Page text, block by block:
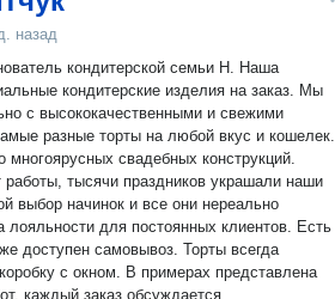
назад
кондитерской семьи Н. Наша
кондитерские изделия на заказ. Мы
с высококачественными и свежими
разные торты на любой вкус и кошелек.
многоярусных свадебных конструкций.
тысячи праздников украшали наши
выбор начинок и все они нереально
лояльности для постоянных клиентов. Есть
доступен самовывоз. Торты всегда
с окном. В примерах представлена
каждый заказ обсуждается